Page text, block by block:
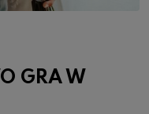
GRA W